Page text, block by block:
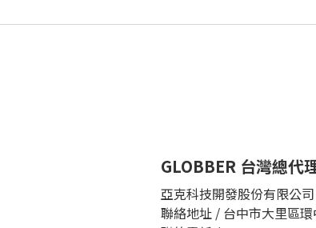
GLOBBER 台灣總代
亞克科技開發股份有限公司
聯絡地址 / 台中市大里區